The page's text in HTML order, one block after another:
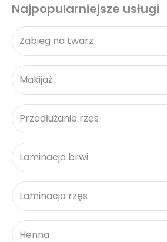
Najpopularniejsze usługi
Zabieg na twarz
Makijaż
Przedłużanie rzęs
Laminacja brwi
Laminacja rzęs
Henna